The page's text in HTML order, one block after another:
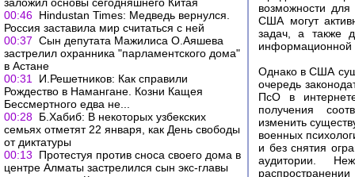
00:46 Hindustan Times: Медведь вернулся.
Россия заставила мир считаться с ней
00:37 Сын депутата Мажилиса О.Аяшева
застрелил охранника "парламентского дома"
в Астане
00:31
И.Решетников: Как справили
Рождество в Намангане. Козни Кащея
Бессмертного едва не...
00:28 Б.Хабиб: В некоторых узбекских
семьях отметят 22 января, как День свободы
от диктатуры
00:13
Протестуя против сноса своего дома в
центре Алматы застрелился сын экс-главы
возможности
США могут
задач, а также
информационной
Однако в США
очередь
ПсО в
получения
изменить
военных
и без снятия
аудитории.